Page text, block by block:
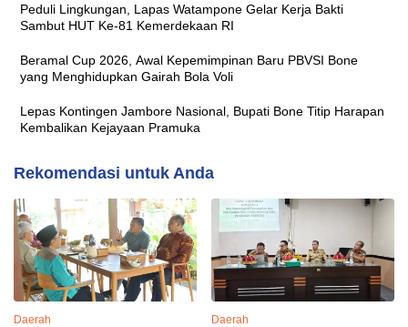
Peduli Lingkungan, Lapas Watampone Gelar Kerja Bakti
Sambut HUT Ke-81 Kemerdekaan RI
Beramal Cup 2026, Awal Kepemimpinan Baru PBVSI Bone
yang Menghidupkan Gairah Bola Voli
Lepas Kontingen Jambore Nasional, Bupati Bone Titip Harapan
Kembalikan Kejayaan Pramuka
Rekomendasi untuk Anda
Daerah Daerah